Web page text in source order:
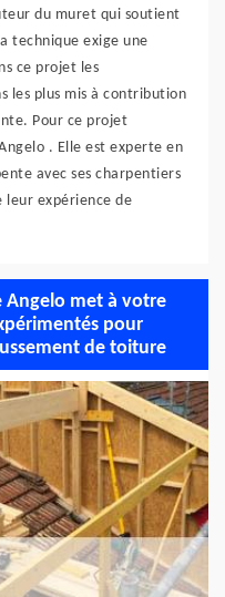
du muret qui soutient
technique exige une
ce projet les
les plus mis à contribution
Pour ce projet
. Elle est experte en
avec ses charpentiers
leur expérience de
Angelo met à votre
pour
de toiture